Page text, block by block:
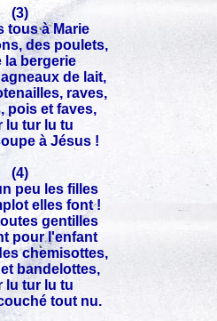
(3)
tous à Marie
des poulets,
la bergerie
de lait,
raves,
pois et faves,
lu tur lu tu
à Jésus !
(4)
peu les filles
elles font !
gentilles
pour l'enfant
chemisottes,
bandelottes,
lu tur lu tu
tout nu.